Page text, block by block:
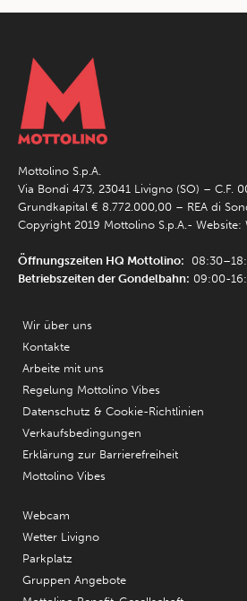
Mottolino S.p.A.
Via Bondi 473, 23041 Livigno (SO) – C.F.
Grundkapital € 8.772.000,00 – REA di
Copyright 2019 Mottolino S.p.A.- Website:
Öffnungszeiten HQ Mottolino:
Betriebszeiten der Gondelbahn: 09:00-
Wir über uns
Kontakte
Arbeite mit uns
Regelung Mottolino Vibes
Datenschutz & Cookie-Richtlinien
Verkaufsbedingungen
Erklärung zur Barrierefreiheit
Mottolino Vibes
Webcam
Wetter Livigno
Parkplatz
Gruppen Angebote